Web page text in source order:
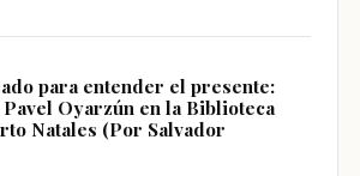
para entender el presente:
Oyarzún en la Biblioteca
Natales (Por Salvador